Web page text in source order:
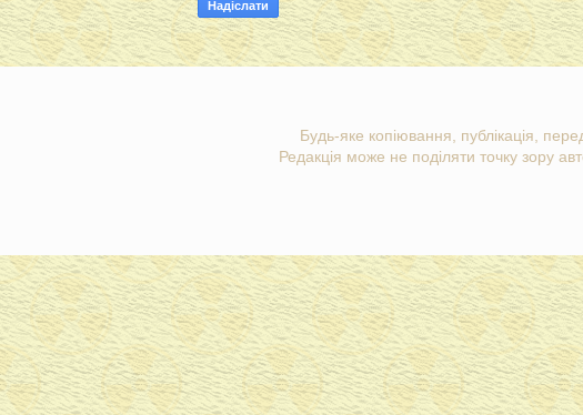
Будь-яке копіювання, публікація,
Редакція може не поділяти точку зору